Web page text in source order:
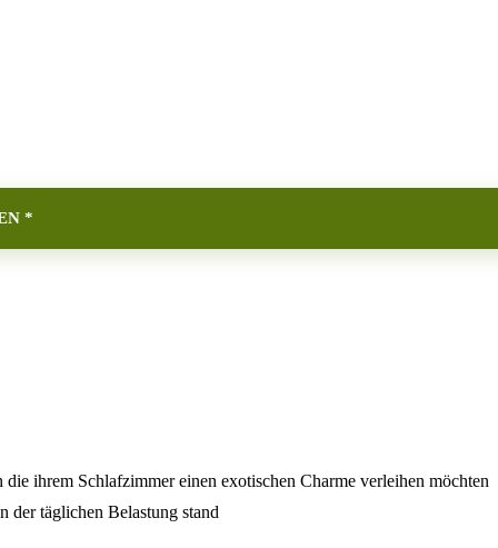
*
ihrem Schlafzimmer einen exotischen Charme verleihen möchten
der täglichen Belastung stand